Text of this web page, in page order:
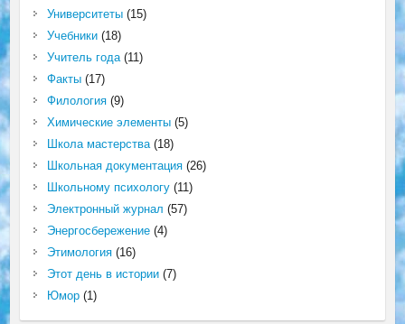
Университеты(15)
Учебники(18)
Учитель года(11)
Факты(17)
Филология(9)
Химические элементы(5)
Школа мастерства(18)
Школьная документация(26)
Школьному психологу(11)
Электронный журнал (57)
Энергосбережение(4)
Этимология(16)
Этот день в истории(7)
Юмор(1)